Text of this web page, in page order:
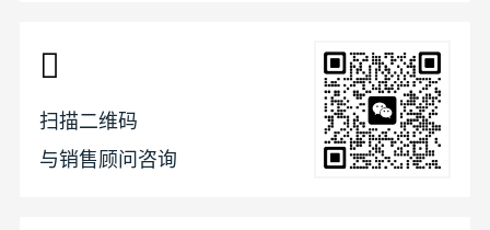
扫描二维码
与销售顾问咨询